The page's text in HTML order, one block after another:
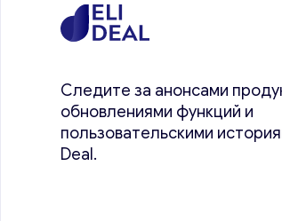
Следите за анонсами
обновлениями функций и
пользовательскими
Deal.